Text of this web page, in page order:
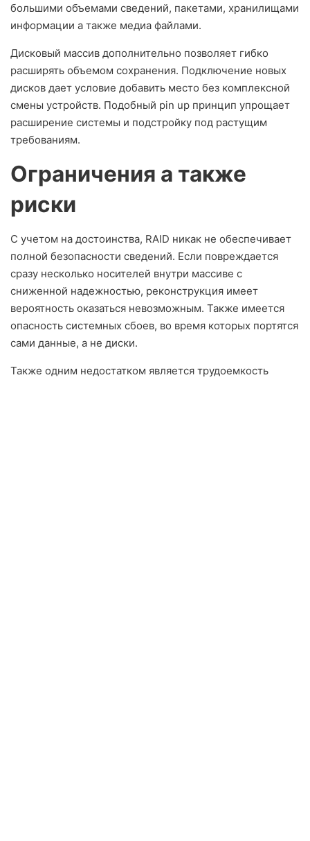
большими объемами сведений, пакетами, хранилищами
информации а также медиа файлами.
Дисковый массив дополнительно позволяет гибко
расширять объемом сохранения. Подключение новых
дисков дает условие добавить место без комплексной
смены устройств. Подобный pin up принцип упрощает
расширение системы и подстройку под растущим
требованиям.
Ограничения а также
риски
С учетом на достоинства, RAID никак не обеспечивает
полной безопасности сведений. Если повреждается
сразу несколько носителей внутри массиве с
сниженной надежностью, реконструкция имеет
вероятность оказаться невозможным. Также имеется
опасность системных сбоев, во время которых портятся
сами данные, а не диски.
Также одним недостатком является трудоемкость